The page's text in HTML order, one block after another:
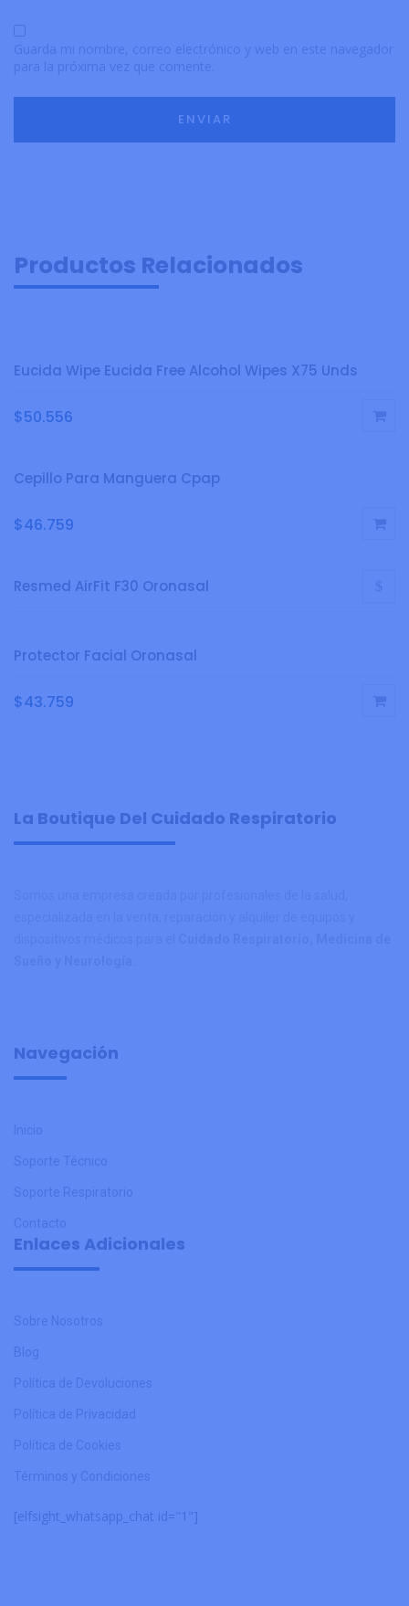
Guarda mi nombre, correo electrónico y web en este navegador
para la próxima vez que comente.
Productos Relacionados
Eucida Wipe Eucida Free Alcohol Wipes X75 Unds
$50.556
Cepillo Para Manguera Cpap
$46.759
Resmed AirFit F30 Oronasal
Protector Facial Oronasal
$43.759
La Boutique Del Cuidado Respiratorio
Navegación
Inicio
Soporte Técnico
Soporte Respiratorio
Contacto
Enlaces Adicionales
Sobre Nosotros
Blog
Política de Devoluciones
Política de Privacidad
Política de Cookies
Términos y Condiciones
[elfsight_whatsapp_chat id="1"]